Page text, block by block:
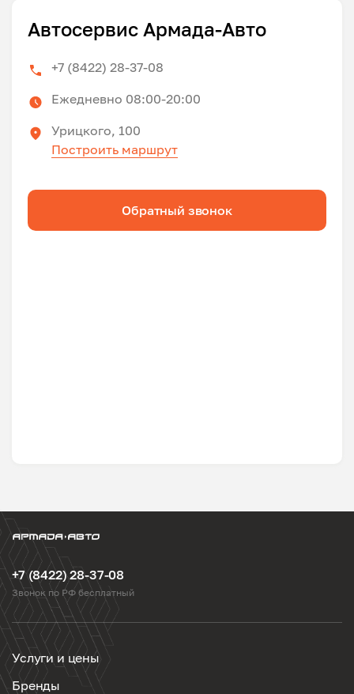
Автосервис Армада-Авто
+7 (8422) 28-37-08
Ежедневно 08:00-20:00
Урицкого, 100
Построить маршрут
Обратный звонок
+7 (8422) 28-37-08
Звонок по РФ бесплатный
Услуги и цены
Бренды